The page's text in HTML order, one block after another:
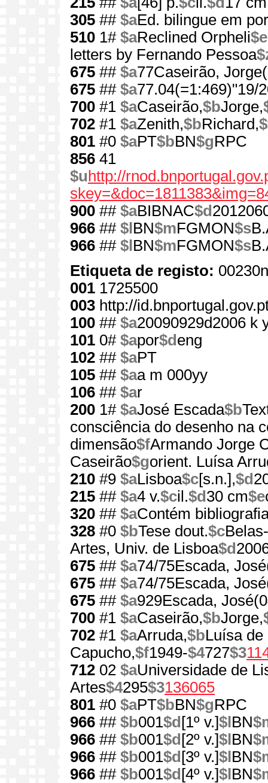
305 ## $aEd. bilingue em
510 1# $aReclined Orpheli$e
letters by Fernando Pessoa
675 ## $a77Caseirão,
675 ## $a77.04(=1:469)"19/
700 #1 $aCaseirão,$bJorge,
702 #1 $aZenith,$bRichard,
801 #0 $aPT$bBN$gRPC
856 41
$u http://
900 ## $aBIBNAC$d
966 ## $l BN$mFGMON$s
966 ## $l BN$mFGMON$s
Etiqueta de registo:
001 1725500
003 http://
100 ## $a20090929d2006 k
101 0# $apor$d eng
102 ## $aPT
105 ## $aa m 000yy
106 ## $ar
200 1# $aJosé Escada$b
consciência do desenho na
dimensão$fArmando Jorge
Caseirão$gorient. Luísa
210 #9 $aLisboa$c[s.n.],$d
215 ## $a4 v.$cil.$d 30 cm$e
320 ## $aContém
328 #0 $bTese dout.$c
Artes, Univ. de Lisboa$d
675 ## $a74/75Escada,
675 ## $a74/75Escada,
675 ## $a929Escada,
700 #1 $aCaseirão,$bJorge,
702 #1 $aArruda,$bLuísa de
Capucho,$f1949-$4727$3
712 02 $aUniversidade de
Artes$4295$3136065
801 #0 $aPT$bBN$gRPC
966 ## $b001$d [1º v.]$l BN
966 ## $b001$d [2º v.]$l BN
966 ## $b001$d [3º v.]$l BN
966 ## $b001$d [4º v.]$l BN